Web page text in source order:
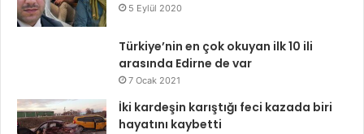
5 Eylül 2020
Türkiye’nin en çok okuyan ilk 10 ili
arasında Edirne de var
7 Ocak 2021
İki kardeşin karıştığı feci kazada biri
hayatını kaybetti